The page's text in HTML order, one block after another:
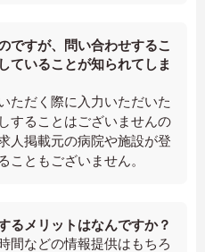
ですが、問い合わせするこ
ていることが知られてしま
ただく際に入力いただいた
することはございませんの
人掲載元の病院や施設が登
こともございません。
るメリットはなんですか？
間などの情報提供はもちろ